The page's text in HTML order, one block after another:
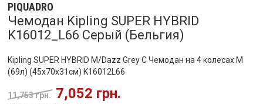
PIQUADRO
Чемодан Kipling SUPER HYBRID
K16012_L66 Серый (Бельгия)
Kipling SUPER HYBRID M/Dazz Grey C Чемодан на 4 колесах M
(69л) (45x70x31см) K16012L66
11,753 грн. 7,052 грн.